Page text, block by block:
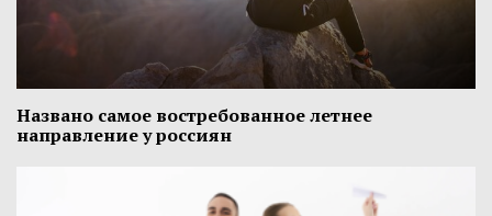
Названо самое востребованное летнее
направление у россиян